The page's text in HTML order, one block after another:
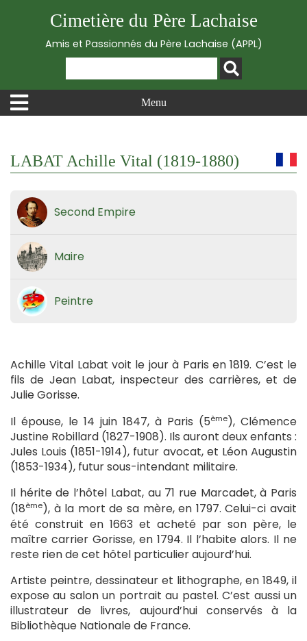
Cimetière du Père Lachaise
Amis et Passionnés du Père Lachaise (APPL)
Menu
LABAT Achille Vital (1819-1880)
Second Empire
Maire
Peintre
Achille Vital Labat voit le jour à Paris en 1819. C’est le
fils de Jean Labat, inspecteur des carrières, et de
Julie Gorisse.
Il épouse, le 14 juin 1847, à Paris (5ème), Clémence
Justine Robillard (1827-1908). Ils auront deux enfants :
Jules Louis (1851-1914), futur avocat, et Léon Augustin
(1853-1934), futur sous-intendant militaire.
Il hérite de l’hôtel Labat, au 71 rue Marcadet, à Paris
(18ème), à la mort de sa mère, en 1797. Celui-ci avait
été construit en 1663 et acheté par son père, le
maître carrier Gorisse, en 1794. Il l’habite alors. Il ne
reste rien de cet hôtel particulier aujourd’hui.
Artiste peintre, dessinateur et lithographe, en 1849, il
expose au salon un portrait au pastel. C’est aussi un
illustrateur de livres, aujourd’hui conservés à la
Bibliothèque Nationale de France.